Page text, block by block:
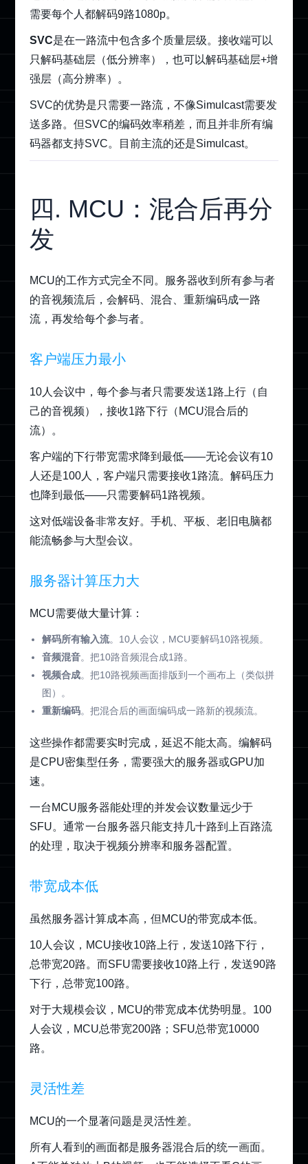
需要每个人都解码9路1080p。
SVC是在一路流中包含多个质量层级。接收端可以
只解码基础层（低分辨率），也可以解码基础层+增
强层（高分辨率）。
SVC的优势是只需要一路流，不像Simulcast需要发
送多路。但SVC的编码效率稍差，而且并非所有编
码器都支持SVC。目前主流的还是Simulcast。
四. MCU：混合后再分
发
MCU的工作方式完全不同。服务器收到所有参与者
的音视频流后，会解码、混合、重新编码成一路
流，再发给每个参与者。
客户端压力最小
10人会议中，每个参与者只需要发送1路上行（自
己的音视频），接收1路下行（MCU混合后的
流）。
客户端的下行带宽需求降到最低——无论会议有10
人还是100人，客户端只需要接收1路流。解码压力
也降到最低——只需要解码1路视频。
这对低端设备非常友好。手机、平板、老旧电脑都
能流畅参与大型会议。
服务器计算压力大
MCU需要做大量计算：
解码所有输入流。10人会议，MCU要解码10路视频。
音频混音。把10路音频混合成1路。
视频合成。把10路视频画面排版到一个画布上（类似拼
图）。
重新编码。把混合后的画面编码成一路新的视频流。
这些操作都需要实时完成，延迟不能太高。编解码
是CPU密集型任务，需要强大的服务器或GPU加
速。
一台MCU服务器能处理的并发会议数量远少于
SFU。通常一台服务器只能支持几十路到上百路流
的处理，取决于视频分辨率和服务器配置。
带宽成本低
虽然服务器计算成本高，但MCU的带宽成本低。
10人会议，MCU接收10路上行，发送10路下行，
总带宽20路。而SFU需要接收10路上行，发送90路
下行，总带宽100路。
对于大规模会议，MCU的带宽成本优势明显。100
人会议，MCU总带宽200路；SFU总带宽10000
路。
灵活性差
MCU的一个显著问题是灵活性差。
所有人看到的画面都是服务器混合后的统一画面。